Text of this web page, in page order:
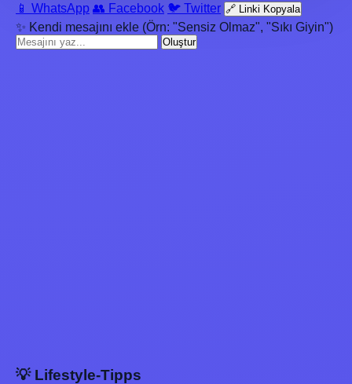
📱 WhatsApp 👥 Facebook 🐦 Twitter 🔗 Linki Kopyala
✨ Kendi mesajını ekle (Örn: "Sensiz Olmaz", "Sıkı Giyin")
Oluştur
💡 Lifestyle-Tipps